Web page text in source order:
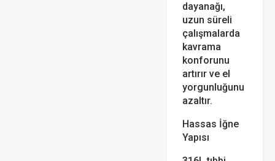
dayanağı,
uzun süreli
çalışmalarda
kavrama
konforunu
artırır ve el
yorgunluğunu
azaltır.
Hassas İğne
Yapısı